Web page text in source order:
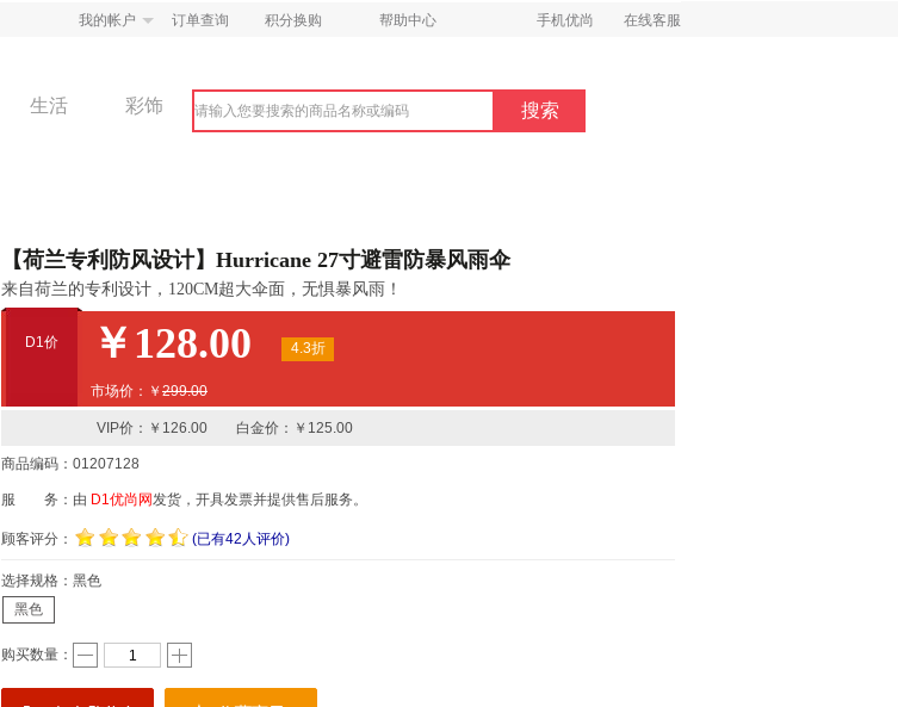
我的帐户 订单查询 积分换购 帮助中心 在线客服
手机优尚
生活 彩饰
【荷兰专利防风设计】Hurricane 27寸避雷防暴风雨伞
来自荷兰的专利设计，120CM超大伞面，无惧暴风雨！
￥128.00 4.3折
市场价：￥ 299.00
D1价
VIP价：￥126.00 白金价：￥125.00
商品编码：01207128
服 务：由 D1优尚网发货，开具发票并提供售后服务。
顾客评分： (已有42人评价)
选择规格： 黑色
黑色
购买数量：